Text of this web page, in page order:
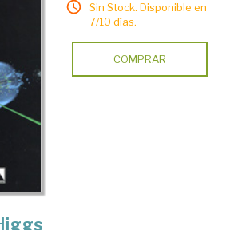
Sin Stock. Disponible en
7/10 días.
COMPRAR